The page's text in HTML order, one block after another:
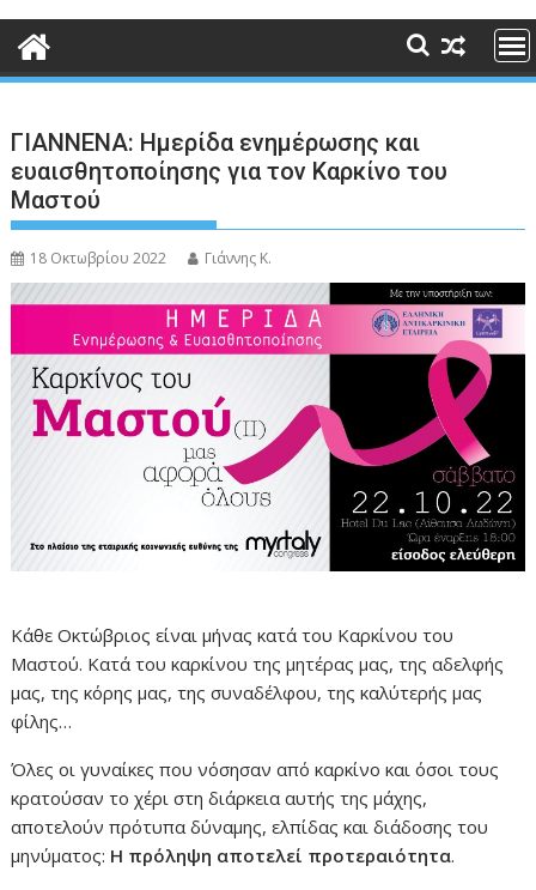
ΓΙΑΝΝΕΝΑ: Ημερίδα ενημέρωσης και
ευαισθητοποίησης για τον Καρκίνο του
Μαστού
18 Οκτωβρίου 2022 Γιάννης Κ.
Κάθε Οκτώβριος είναι μήνας κατά του Καρκίνου του
Μαστού. Κατά του καρκίνου της μητέρας μας, της αδελφής
μας, της κόρης μας, της συναδέλφου, της καλύτερής μας
φίλης…
Όλες οι γυναίκες που νόσησαν από καρκίνο και όσοι τους
κρατούσαν το χέρι στη διάρκεια αυτής της μάχης,
αποτελούν πρότυπα δύναμης, ελπίδας και διάδοσης του
μηνύματος: Η πρόληψη αποτελεί προτεραιότητα.